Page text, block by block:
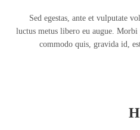
Sed egestas, ante et vulputate
luctus metus libero eu augue.
commodo quis, gravida id,